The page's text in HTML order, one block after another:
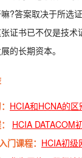
?答案取决于所选
证书已不仅是技
的长期资本。
HCIA和HCNA的区
HCIA DATACOM
门课程： HCIA初级